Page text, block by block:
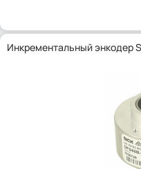
Инкрементальный энкодер